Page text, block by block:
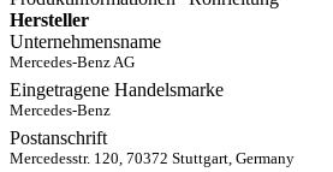
Hersteller
Unternehmensname
Mercedes-Benz AG
Eingetragene Handelsmarke
Mercedes-Benz
Postanschrift
Mercedesstr. 120, 70372 Stuttgart, Germany